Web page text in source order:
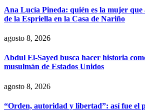
Ana Lucía Pineda: quién es la mujer
de la Espriella en la Casa de Nariño
agosto 8, 2026
Abdul El-Sayed busca hacer historia
musulmán de Estados Unidos
agosto 8, 2026
“Orden, autoridad y libertad”: así fue el